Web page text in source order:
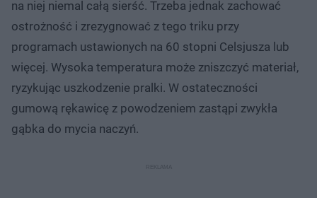
na niej niemal całą sierść. Trzeba jednak zachować
ostrożność i zrezygnować z tego triku przy
programach ustawionych na 60 stopni Celsjusza lub
więcej. Wysoka temperatura może zniszczyć materiał,
ryzykując uszkodzenie pralki. W ostateczności
gumową rękawicę z powodzeniem zastąpi zwykła
gąbka do mycia naczyń.